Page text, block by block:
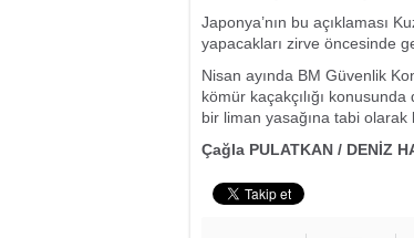
Japonya’nın bu açıklaması
yapacakları zirve öncesinde
Nisan ayında BM Güvenlik
kömür kaçakçılığı
bir liman yasağına tabi olarak
Çağla PULATKAN / DENİZ